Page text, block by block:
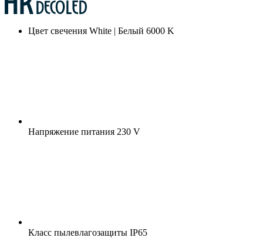
Цвет свечения White | Белый 6000 K
Напряжение питания 230 V
Класс пылевлагозащиты IP65